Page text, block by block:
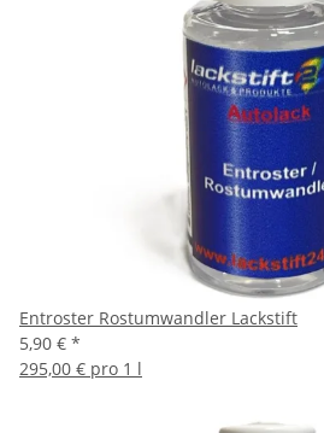
Entroster Rostumwandler Lackstift
5,90 € *
295,00 € pro 1 l